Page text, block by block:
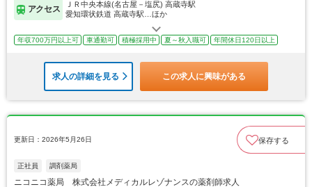
アクセス
ＪＲ中央本線(名古屋－塩尻) 高蔵寺駅
愛知環状鉄道 高蔵寺駅…ほか
年収700万円以上可 車通勤可 積極採用中 夏～秋入職可 年間休日120日以上
求人の詳細を見る この求人に興味がある
更新日：2026年5月26日 保存する
正社員 調剤薬局
ニコニコ薬局 株式会社メディカルレゾナンスの薬剤師求人